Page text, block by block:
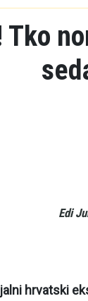
Tko
Edi
hrvatski